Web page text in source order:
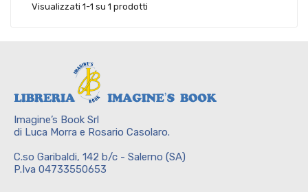
Visualizzati 1-1 su 1 prodotti
Imagine’s Book Srl
di Luca Morra e Rosario Casolaro.
C.so Garibaldi, 142 b/c - Salerno (SA)
P.Iva 04733550653